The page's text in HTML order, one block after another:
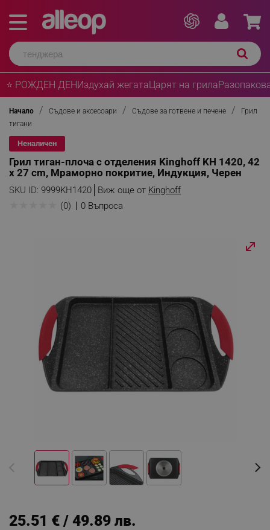
⭐ РОЖДЕН ДЕНИздухай жегатаЦарят на грила
Начало Съдове и аксесоари Съдове за готвене и печене
Грил
тигани
Неналичен
Грил тиган-плоча с отделения Kinghoff KH 1420, 42
х 27 cm, Мраморно покритие, Индукция, Черен
SKU ID: 9999KH1420 Виж още от Kinghoff
(0) 0 Въпроса
25.51 € / 49.89 лв.